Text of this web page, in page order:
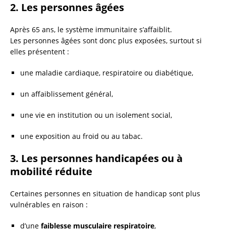
2. Les personnes âgées
Après 65 ans, le système immunitaire s’affaiblit.
Les personnes âgées sont donc plus exposées, surtout si
elles présentent :
une maladie cardiaque, respiratoire ou diabétique,
un affaiblissement général,
une vie en institution ou un isolement social,
une exposition au froid ou au tabac.
3. Les personnes handicapées ou à
mobilité réduite
Certaines personnes en situation de handicap sont plus
vulnérables en raison :
d’une faiblesse musculaire respiratoire,